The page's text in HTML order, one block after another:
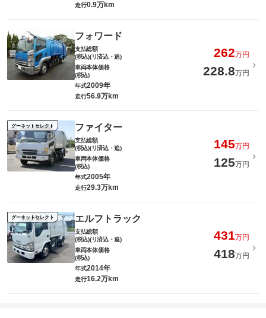
走行0.9万km
フォワード
支払総額
(税込)(リ済込・追)
262万円
車両本体価格
(税込)
228.8万円
年式2009年
走行56.9万km
グーネットセレクト ファイター
支払総額
(税込)(リ済込・追)
145万円
車両本体価格
(税込)
125万円
年式2005年
走行29.3万km
グーネットセレクト エルフトラック
支払総額
(税込)(リ済込・追)
431万円
車両本体価格
(税込)
418万円
年式2014年
走行16.2万km